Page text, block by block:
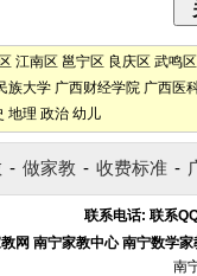
江南区 邕宁区 良庆区 武鸣区
族大学 广西财经学院 广西医
地理 政治 幼儿
- 做家教 - 收费标准 -
联系电话: 联系
网 南宁家教中心 南宁数学家
南